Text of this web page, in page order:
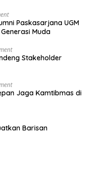
Paskasarjana UGM
Muda
Stakeholder
Jaga Kamtibmas di
Barisan